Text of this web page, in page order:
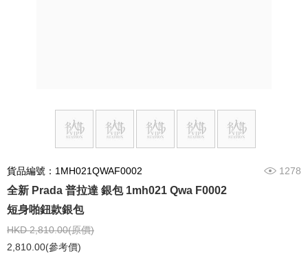
貨品編號：1MH021QWAF0002 1278
全新 Prada 普拉達 銀包 1mh021 Qwa F0002
短身啪鈕款銀包
HKD 2,810.00(原價)
2,810.00(參考價)